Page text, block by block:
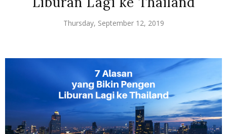
Thursday, September 12, 2019